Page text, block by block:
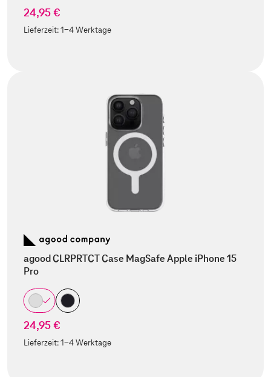
24,95 €
Lieferzeit:1-4 Werktage
agood CLRPRTCT Case MagSafe Apple iPhone 15
Pro
24,95 €
Lieferzeit:1-4 Werktage